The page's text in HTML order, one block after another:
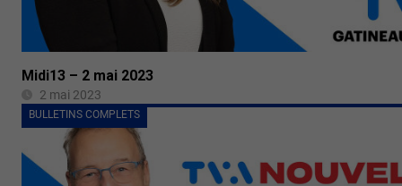
Midi13 – 2 mai 2023
2 mai 2023
BULLETINS COMPLETS